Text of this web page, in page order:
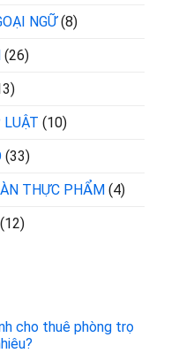
NGỮ(8)
(26)
LUẬT (10)
(33)
THỰC PHẨM (4)
(12)
cho thuê phòng trọ